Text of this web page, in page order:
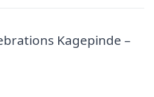
Kagepinde –